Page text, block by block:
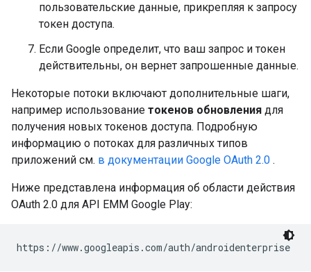
пользовательские данные, прикрепляя к запросу
токен доступа.
Если Google определит, что ваш запрос и токен
действительны, он вернет запрошенные данные.
Некоторые потоки включают дополнительные шаги,
например использование токенов обновления для
получения новых токенов доступа. Подробную
информацию о потоках для различных типов
приложений см. в документации Google OAuth 2.0 .
Ниже представлена ​​информация об области действия
OAuth 2.0 для API EMM Google Play:
https://www.googleapis.com/auth/androidenterprise